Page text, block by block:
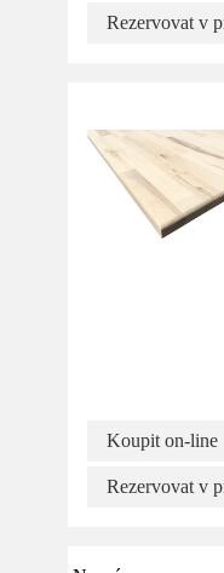
Rezervovat v
Koupit on-line
Rezervovat v